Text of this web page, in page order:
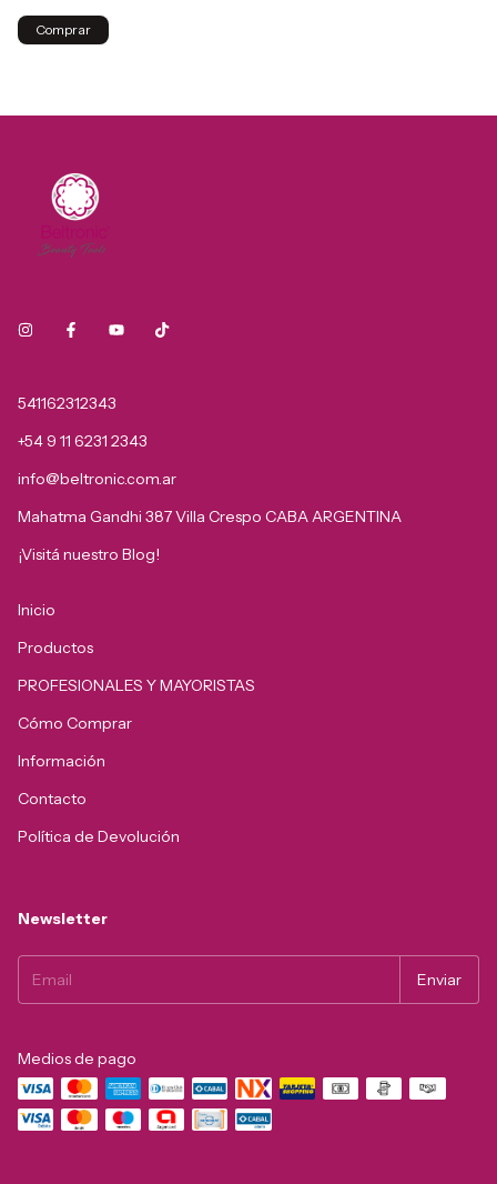
541162312343
+54 9 11 6231 2343
info@beltronic.com.ar
Mahatma Gandhi 387 Villa Crespo CABA ARGENTINA
¡Visitá nuestro Blog!
Inicio
Productos
PROFESIONALES Y MAYORISTAS
Cómo Comprar
Información
Contacto
Política de Devolución
Newsletter
Medios de pago